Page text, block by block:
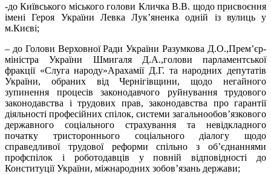
-до Київського міського голови Кличка В.В. щодо присвоєння
імені Героя України Левка Лук’яненка одній із вулиць у
м.Києві;
– до Голови Верховної Ради України Разумкова Д.О.,Прем’єр-
міністра України Шмигаля Д.А.,голови парламентської
фракції «Слуга народу»Арахамії Д.Г. та народних депутатів
України, обраних від Чернігівщини, щодо негайного
зупинення процесів законодавчого руйнування трудового
законодавства і трудових прав, законодавства про гарантії
діяльності професійних спілок, системи загальнообов’язкового
державного соціального страхування та невідкладного
початку тристороннього соціального діалогу щодо
справедливої трудової реформи спільно з об’єднаннями
профспілок і роботодавців у повній відповідності до
Конституції України, міжнародних зобов’язань держави;